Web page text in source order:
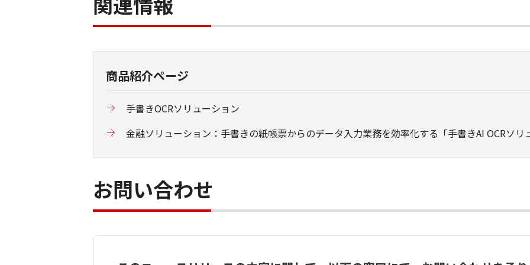
商品紹介ページ
手書きOCRソリューション
金融ソリューション：手書きの紙帳票からのデータ入力業務を効率化する「手書きAI OCRソリ
お問い合わせ